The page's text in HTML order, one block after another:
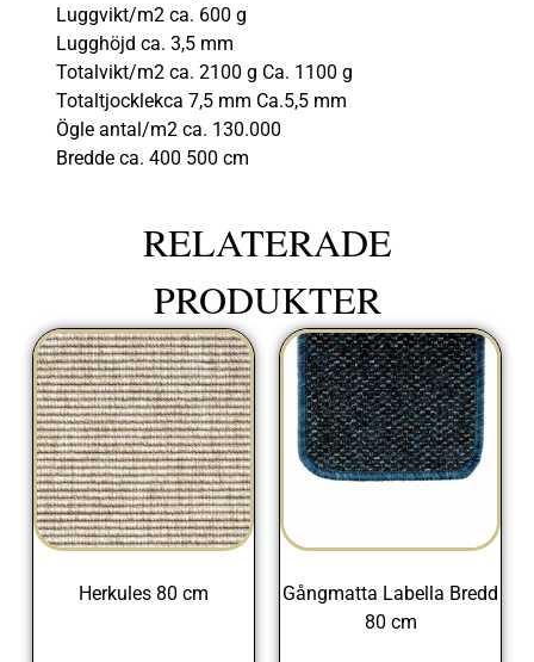
Herkules 80 cm
Gångmatta Labella Bredd
80 cm
Luggvikt/m2 ca. 600 g
Lugghöjd ca. 3,5 mm
Totalvikt/m2 ca. 2100 g Ca. 1100 g
Totaltjocklekca 7,5 mm Ca.5,5 mm
Ögle antal/m2 ca. 130.000
Bredde ca. 400 500 cm
RELATERADE
PRODUKTER